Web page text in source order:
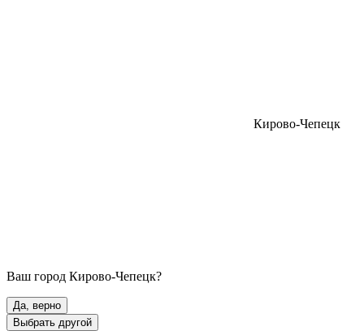
Кирово-Чепецк
Ваш город Кирово-Чепецк?
Да, верно
Выбрать другой